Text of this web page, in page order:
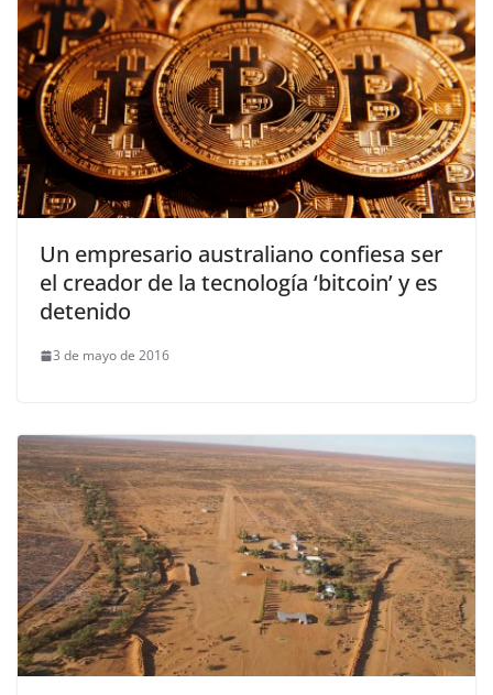
Un empresario australiano confiesa ser
el creador de la tecnología ‘bitcoin’ y es
detenido
3 de mayo de 2016